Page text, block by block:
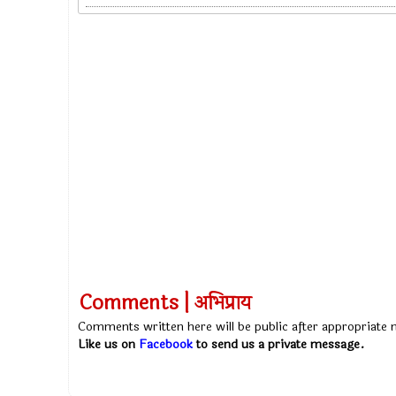
Comments | अभिप्राय
Comments written here will be public after appropriate
Like us on Facebookto send us a private message.